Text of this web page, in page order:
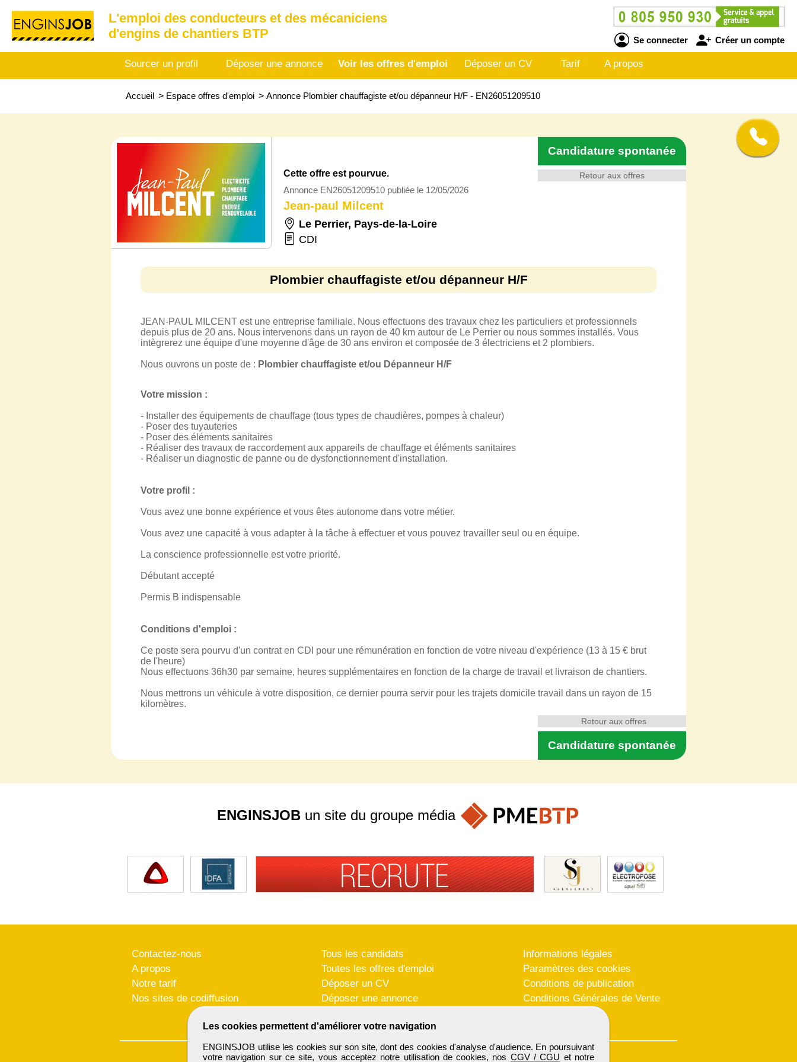
L'emploi des conducteurs et des mécaniciens
d'engins de chantiers BTP
Se connecter Créer un compte
Sourcer un profil Déposer une annonce Voir les offres d'emploi Déposer un CV Tarif A propos
Accueil > Espace offres d'emploi > Annonce Plombier chauffagiste et/ou dépanneur H/F - EN26051209510
Retour aux offres
Candidature spontanée
Cette offre est pourvue.
Annonce EN26051209510 publiée le 12/05/2026
Jean-paul Milcent
Le Perrier, Pays-de-la-Loire
CDI
Plombier chauffagiste et/ou dépanneur H/F
JEAN-PAUL MILCENT est une entreprise familiale. Nous effectuons des travaux chez les particuliers et professionnels
depuis plus de 20 ans. Nous intervenons dans un rayon de 40 km autour de Le Perrier ou nous sommes installés. Vous
intègrerez une équipe d'une moyenne d'âge de 30 ans environ et composée de 3 électriciens et 2 plombiers.
Nous ouvrons un poste de : Plombier chauffagiste et/ou Dépanneur H/F
Votre mission :
- Installer des équipements de chauffage (tous types de chaudières, pompes à chaleur)
- Poser des tuyauteries
- Poser des éléments sanitaires
- Réaliser des travaux de raccordement aux appareils de chauffage et éléments sanitaires
- Réaliser un diagnostic de panne ou de dysfonctionnement d'installation.
Votre profil :
Vous avez une bonne expérience et vous êtes autonome dans votre métier.
Vous avez une capacité à vous adapter à la tâche à effectuer et vous pouvez travailler seul ou en équipe.
La conscience professionnelle est votre priorité.
Débutant accepté
Permis B indispensable
Conditions d'emploi :
Ce poste sera pourvu d'un contrat en CDI pour une rémunération en fonction de votre niveau d'expérience (13 à 15 € brut
de l'heure)
Nous effectuons 36h30 par semaine, heures supplémentaires en fonction de la charge de travail et livraison de chantiers.
Nous mettrons un véhicule à votre disposition, ce dernier pourra servir pour les trajets domicile travail dans un rayon de 15
kilomètres.
Candidature spontanée
Retour aux offres
Les cookies permettent d'améliorer votre navigation
ENGINSJOB utilise les cookies sur son site, dont des cookies d'analyse d'audience. En poursuivant
votre navigation sur ce site, vous acceptez notre utilisation de cookies, nos CGV / CGU et notre
ENGINSJOB un site du groupe média
Contactez-nous
A propos
Notre tarif
Nos sites de codiffusion
Tous les candidats
Toutes les offres d'emploi
Déposer un CV
Déposer une annonce
Informations légales
Paramètres des cookies
Conditions de publication
Conditions Générales de Vente